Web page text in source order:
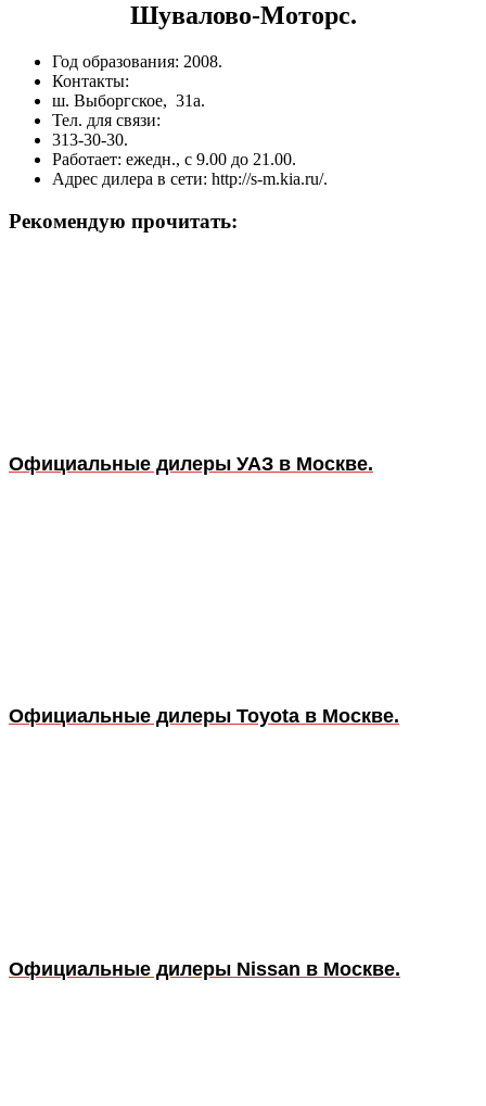
Шувалово-Моторс.
Год образования: 2008.
Контакты:
ш. Выборгское, 31а.
Тел. для связи:
313-30-30.
Работает: ежедн., с 9.00 до 21.00.
Адрес дилера в сети: http://s-m.kia.ru/.
Рекомендую прочитать:
Официальные дилеры УАЗ в Москве.
Официальные дилеры Toyota в Москве.
Официальные дилеры Nissan в Москве.